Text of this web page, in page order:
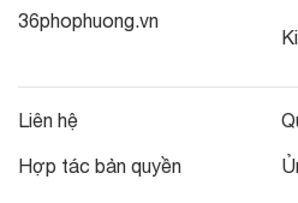
36phophuong.vn
Liên hệ
Hợp tác bản quyền